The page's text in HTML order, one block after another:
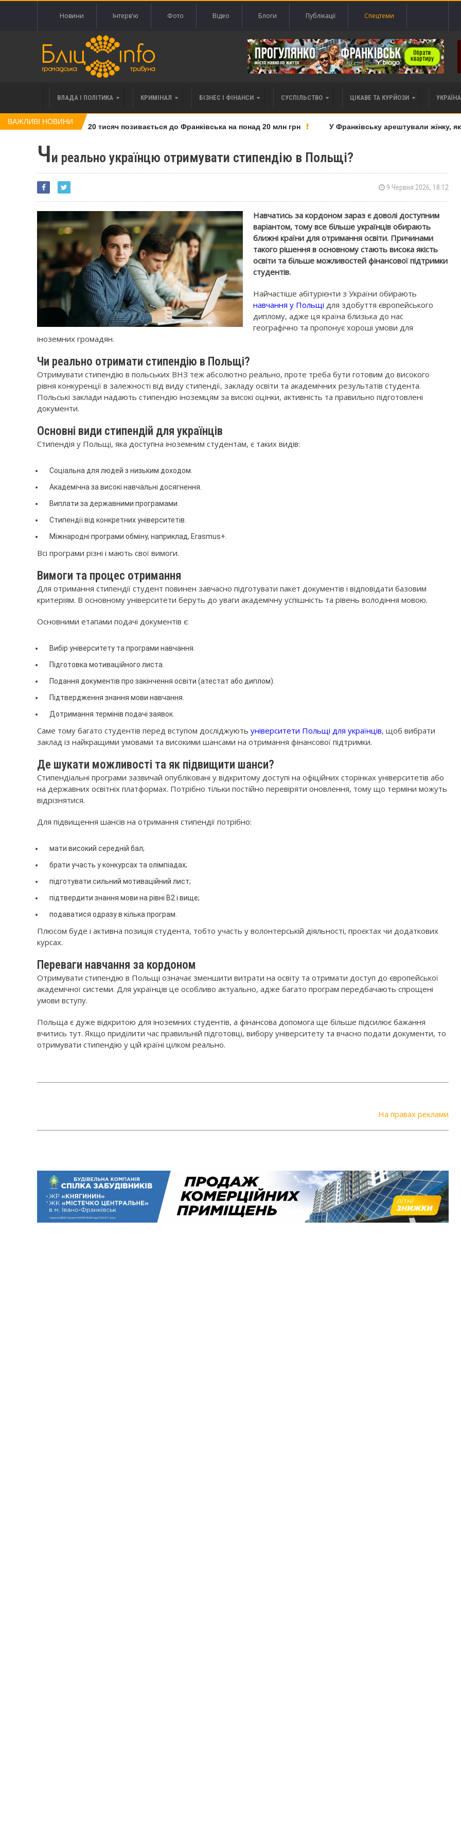
Новини Інтерв'ю Фото Відео Блоги Публікації Спецтеми
ВЛАДА І ПОЛІТИКА КРИМІНАЛ БІЗНЕС І ФІНАНСИ СУСПІЛЬСТВО ЦІКАВЕ ТА КУРЙОЗИ
ВАЖЛИВІ НОВИНИ
права вимоги за 120 тисяч позивається до Франківська на понад 20 млн грн У Франківську арештували жінку,
Чи реально українцю отримувати стипендію в Польщі?
9 Червня 2026, 18:12
Навчатись за кордоном зараз є доволі доступним
варіантом, тому все більше українців обирають
ближні країни для отримання освіти. Причинами
такого рішення в основному стають висока якість
освіти та більше можливостей фінансової підтримки
студентів.
Найчастіше абітурієнти з України обирають
навчання у Польщі для здобуття європейського
диплому, адже ця країна близька до нас
географічно та пропонує хороші умови для
іноземних громадян.
Чи реально отримати стипендію в Польщі?
Отримувати стипендію в польських ВНЗ теж абсолютно реально, проте треба бути готовим до високого
рівня конкуренції в залежності від виду стипендії, закладу освіти та академічних результатів студента.
Польські заклади надають стипендію іноземцям за високі оцінки, активність та правильно підготовлені
документи.
Основні види стипендій для українців
Стипендія у Польщі, яка доступна іноземним студентам, є таких видів:
Соціальна для людей з низьким доходом.
Академічна за високі навчальні досягнення.
Виплати за державними програмами.
Стипендії від конкретних університетів.
Міжнародні програми обміну, наприклад, Erasmus+.
Всі програми різні і мають свої вимоги.
Вимоги та процес отримання
Для отримання стипендії студент повинен завчасно підготувати пакет документів і відповідати базовим
критеріям. В основному університети беруть до уваги академічну успішність та рівень володіння мовою.
Основними етапами подачі документів є:
Вибір університету та програми навчання.
Підготовка мотиваційного листа.
Подання документів про закінчення освіти (атестат або диплом).
Підтвердження знання мови навчання.
Дотримання термінів подачі заявок.
Саме тому багато студентів перед вступом досліджують університети Польщі для українців, щоб вибрати
заклад із найкращими умовами та високими шансами на отримання фінансової підтримки.
Де шукати можливості та як підвищити шанси?
Стипендіальні програми зазвичай опубліковані у відкритому доступі на офіційних сторінках університетів або
на державних освітніх платформах. Потрібно тільки постійно перевіряти оновлення, тому що терміни можуть
відрізнятися.
Для підвищення шансів на отримання стипендії потрібно:
мати високий середній бал;
брати участь у конкурсах та олімпіадах;
підготувати сильний мотиваційний лист;
підтвердити знання мови на рівні B2 і вище;
подаватися одразу в кілька програм.
Плюсом буде і активна позиція студента, тобто участь у волонтерській діяльності, проєктах чи додаткових
курсах.
Переваги навчання за кордоном
Отримувати стипендію в Польщі означає зменшити витрати на освіту та отримати доступ до європейської
академічної системи. Для українців це особливо актуально, адже багато програм передбачають спрощені
умови вступу.
Польща є дуже відкритою для іноземних студентів, а фінансова допомога ще більше підсилює бажання
вчитись тут. Якщо приділити час правильній підготовці, вибору університету та вчасно подати документи, то
отримувати стипендію у цій країні цілком реально.
На правах реклами